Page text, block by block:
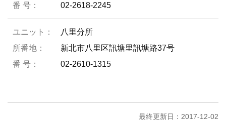
02-2618-2245
八里分所
新北市八里区訊塘里訊塘路37号
02-2610-1315
最終更新日：2017-12-02